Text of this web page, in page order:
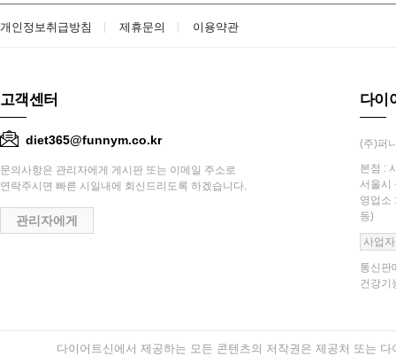
개인정보취급방침 제휴문의 이용약관
고객센터
diet365@funnym.co.kr
문의사항은 관리자에게 게시판 또는 이메일 주소로
연락주시면 빠른 시일내에 회신드리도록 하겠습니다.
관리자에게
다이
(주)퍼
본점 :
서울시
영업소
동)
사업
통신판
건강기
다이어트신에서 제공하는 모든 콘텐츠의 저작권은 제공처 또는